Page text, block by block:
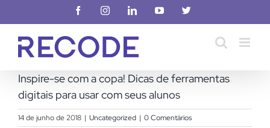
para
conteúdo
FacebookInstagramLinkedInYouTubeX
Inspire-se com a copa! Dicas de ferramentas
digitais para usar com seus alunos
14 de junho de 2018 | Uncategorized | 0 Comentários